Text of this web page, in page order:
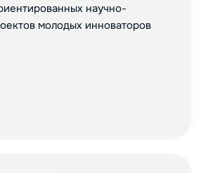
научно-
молодых инноваторов